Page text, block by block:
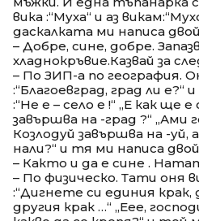
вика :“Муха“ и аз
даскалката ми написа
– Добре, сине, добре.
хладнокръвие.Казвай за
– По ЗИП-а по география.
:“Благоевград, град ли е?“
:“Не е – село е !“ „Е как ще
завършва на -град ?“ „Ами
Козлодуй завършва на -уй,
нали?“ и тя ми написа
– Както и да е сине .
– По физическо. Тати оня
:“Дигнете си единия крак,
другия крак …“ „Еее,